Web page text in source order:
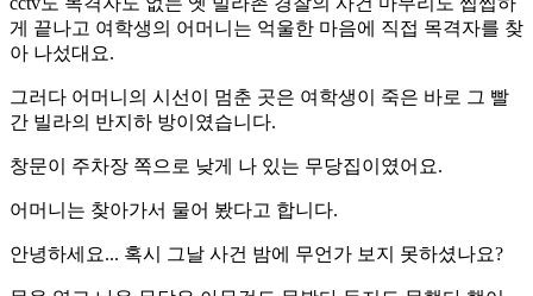
게 끝나고 여학생의 어머니는 억울한 마음에 직접 목격자를 찾
아 나섰대요.
그러다 어머니의 시선이 멈춘 곳은 여학생이 죽은 바로 그 빨
간 빌라의 반지하 방이였습니다.
창문이 주차장 쪽으로 낮게 나 있는 무당집이였어요.
어머니는 찾아가서 물어 봤다고 합니다.
안녕하세요... 혹시 그날 사건 밤에 무언가 보지 못하셨나요?